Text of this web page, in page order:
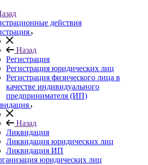
действия
Назад
Регистрация
Регистрация юридических лиц
Регистрация физического лица в
качестве индивидуального
предпринимателя (ИП)
Назад
Ликвидация
Ликвидация юридических лиц
Ликвидация ИП
юридических лиц